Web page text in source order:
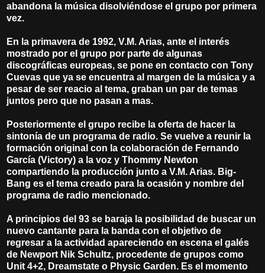
abandona la música disolviéndose el grupo por primera
vez.
En la primavera de 1992, V.M. Arias, ante el interés
mostrado por el grupo por parte de algunas
discográficas europeas, se pone en contacto con Tony
Cuevas que ya se encuentra al margen de la música y a
pesar de ser reacio al tema, graban un par de temas
juntos pero que no pasan a mas.
Posteriormente el grupo recibe la oferta de hacer la
sintonía de un programa de radio. Se vuelve a reunir la
formación original con la colaboración de Fernando
García (Victory) a la voz y Thommy Newton
compartiendo la producción junto a V.M. Arias. Big-
Bang es el tema creado para la ocasión y nombre del
programa de radio mencionado.
A principios del 93 se baraja la posibilidad de buscar un
nuevo cantante para la banda con el objetivo de
regresar a la actividad apareciendo en escena el galés
de Newport Nik Schultz, procedente de grupos como
Unit 4+2, Dreamstate o Physic Garden. Es el momento